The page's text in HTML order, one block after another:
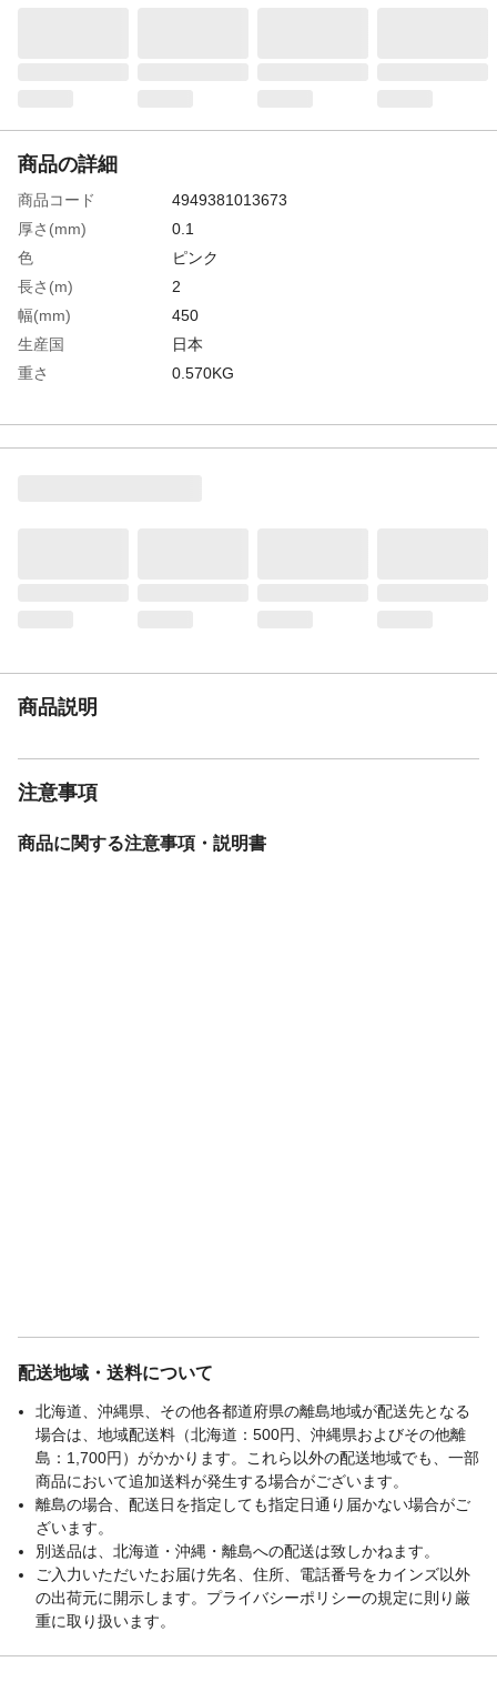
商品の詳細
商品コード
4949381013673
厚さ(mm)
0.1
色
ピンク
長さ(m)
2
幅(mm)
450
生産国
日本
重さ
0.570KG
材質2
粘着剤：アクリル系
商品説明
注意事項
商品に関する注意事項・説明書
配送地域・送料について
北海道、沖縄県、その他各都道府県の離島地域が配送先となる
場合は、地域配送料（北海道：500円、沖縄県およびその他離
島：1,700円）がかかります。これら以外の配送地域でも、一部
商品において追加送料が発生する場合がございます。
離島の場合、配送日を指定しても指定日通り届かない場合がご
ざいます。
別送品は、北海道・沖縄・離島への配送は致しかねます。
ご入力いただいたお届け先名、住所、電話番号をカインズ以外
の出荷元に開示します。プライバシーポリシーの規定に則り厳
重に取り扱います。